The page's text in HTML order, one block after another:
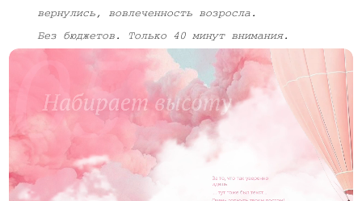
вернулись, вовлеченность возросла.
Без бюджетов. Только 40 минут внимания.